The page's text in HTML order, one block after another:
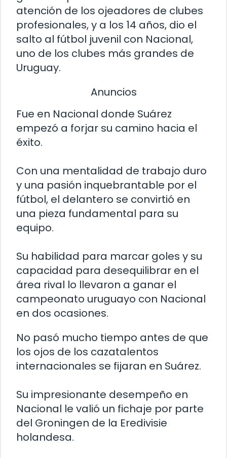
atención de los ojeadores de clubes
profesionales, y a los 14 años, dio el
salto al fútbol juvenil con Nacional,
uno de los clubes más grandes de
Uruguay.
Anuncios
Fue en Nacional donde Suárez
empezó a forjar su camino hacia el
éxito.
Con una mentalidad de trabajo duro
y una pasión inquebrantable por el
fútbol, el delantero se convirtió en
una pieza fundamental para su
equipo.
Su habilidad para marcar goles y su
capacidad para desequilibrar en el
área rival lo llevaron a ganar el
campeonato uruguayo con Nacional
en dos ocasiones.
No pasó mucho tiempo antes de que
los ojos de los cazatalentos
internacionales se fijaran en Suárez.
Su impresionante desempeño en
Nacional le valió un fichaje por parte
del Groningen de la Eredivisie
holandesa.